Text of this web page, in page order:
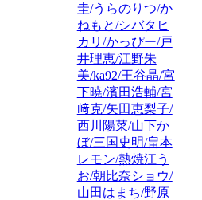
圭/うらのりつ/か
ねもと/シバタヒ
カリ/かっぴー/戸
井理恵/江野朱
美/ka92/王谷晶/宮
下暁/濱田浩輔/宮
﨑克/矢田恵梨子/
西川陽菜/山下か
ぼ/三国史明/畠本
レモン/熱焼江う
お/朝比奈ショウ/
山田はまち/野原